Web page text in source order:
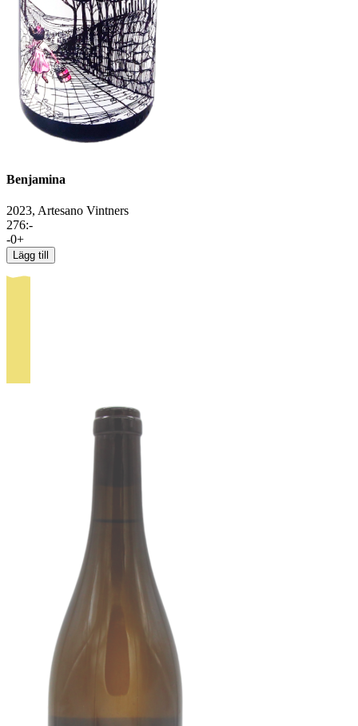
Benjamina
2023, Artesano Vintners
276:-
-0+
Lägg till